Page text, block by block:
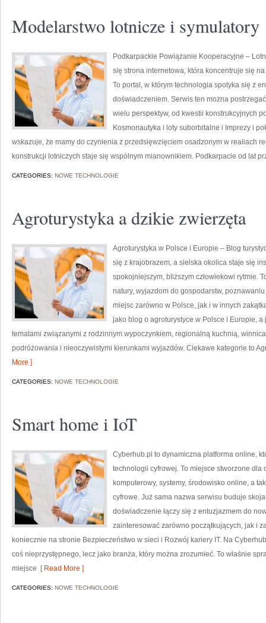
Modelarstwo lotnicze i symulatory
Podkarpackie Powiązanie Kooperacyjne –
się strona internetowa, która koncentruje się
To portal, w którym technologia spotyka się z
doświadczeniem. Serwis ten można
wielu perspektyw, od kwestii konstrukcyjnych
Kosmonautyka i loty suborbitalne i Imprezy i
wskazuje, że mamy do czynienia z przedsięwzięciem osadzonym w realiach
konstrukcji lotniczych staje się wspólnym mianownikiem. Podkarpacie od lat
CATEGORIES: NOWE TECHNOLOGIE
Agroturystyka a dzikie zwierzęta
Agroturystyka w Polsce i Europie – Blog
się z krajobrazem, a sielska okolica staje się
spokojniejszym, bliższym człowiekowi rytmie.
natury, wyjazdom do gospodarstw,
miejsc zarówno w Polsce, jak i w innych
jako blog o agroturystyce w Polsce i Europie,
tematami związanymi z rodzinnym wypoczynkiem, regionalną kuchnią,
podróżowania i nieoczywistymi kierunkami wyjazdów. Ciekawe kategorie to
More ]
CATEGORIES: NOWE TECHNOLOGIE
Smart home i IoT
Cyberhub.pl to dynamiczna platforma online,
technologii cyfrowej. To miejsce stworzone dla
komputerowy, systemy, środowisko online, a
cyfrowe. Już sama nazwa serwisu buduje
doświadczenie łączy się z entuzjazmem do
zainteresować zarówno początkujących, jak i
koniecznie na stronie Bezpieczeństwo w sieci i Rozwój kariery IT. Na
coś nieprzystępnego, lecz jako branża, który można zrozumieć. To właśnie
miejsce [ Read More ]
CATEGORIES: NOWE TECHNOLOGIE